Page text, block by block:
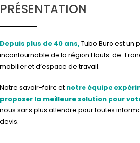
PRÉSENTATION
Depuis plus de 40 ans, Tubo Buro est un
incontournable de la région Hauts-de-
mobilier et d’espace de travail.
Notre savoir-faire et notre équipe
proposer la meilleure solution pour
nous sans plus attendre pour toutes
devis.